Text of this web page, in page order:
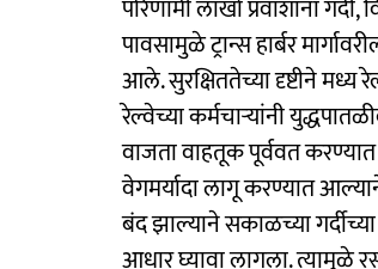
परिणामी लाखो प्रवाशांना
पावसामुळे ट्रान्स हार्बर
आले. सुरक्षिततेच्या दृष्टीने
रेल्वेच्या कर्मचाऱ्यांनी
वाजता वाहतूक पूर्ववत करण्यात
वेगमर्यादा लागू करण्यात
बंद झाल्याने सकाळच्या
आधार घ्यावा लागला. त्यामुळे